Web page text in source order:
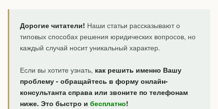
Дорогие читатели! Наши статьи рассказывают о
типовых способах решения юридических вопросов, но
каждый случай носит уникальный характер.
Если вы хотите узнать, как решить именно Вашу
проблему - обращайтесь в форму онлайн-
консультанта справа или звоните по телефонам
ниже. Это быстро и бесплатно!